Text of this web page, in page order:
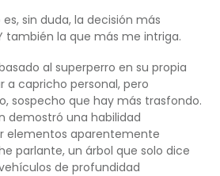
sin duda, la decisión más
también la que más me intriga.
al superperro en su propia
a capricho personal, pero
sospecho que hay más trasfondo.
demostró una habilidad
elementos aparentemente
parlante, un árbol que solo dice
de profundidad